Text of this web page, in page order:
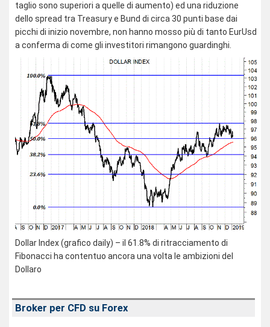
taglio sono superiori a quelle di aumento) ed una riduzione
dello spread tra Treasury e Bund di circa 30 punti base dai
picchi di inizio novembre, non hanno mosso più di tanto EurUsd
a conferma di come gli investitori rimangono guardinghi.
Dollar Index (grafico daily) – il 61.8% di ritracciamento di
Fibonacci ha contentuo ancora una volta le ambizioni del
Dollaro
Broker per CFD su Forex